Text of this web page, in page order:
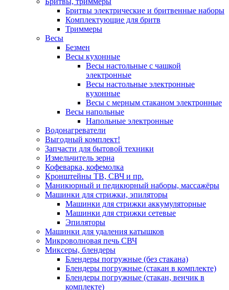
Бритвы электрические и бритвенные наборы
Комплектующие для бритв
Триммеры
Весы
Безмен
Весы кухонные
Весы настольные с чашкой
электронные
Весы настольные электронные
кухонные
Весы с мерным стаканом электронные
Весы напольные
Напольные электронные
Водонагреватели
Выгодный комплект!
Запчасти для бытовой техники
Измельчитель зерна
Кофеварка, кофемолка
Кронштейны ТВ, СВЧ и пр.
Маникюрный и педикюрный наборы, массажёры
Машинки для стрижки, эпиляторы
Машинки для стрижки аккумуляторные
Машинки для стрижки сетевые
Эпиляторы
Машинки для удаления катышков
Микроволновая печь СВЧ
Миксеры, блендеры
Блендеры погружные (без стакана)
Блендеры погружные (стакан в комплекте)
Блендеры погружные (стакан, венчик в
комплекте)